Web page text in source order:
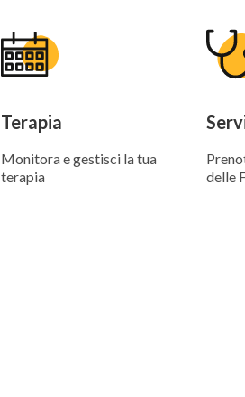
Terapia
Monitora e gestisci la tua
terapia
delle